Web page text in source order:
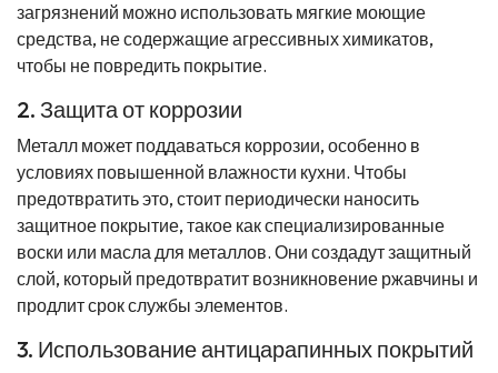
загрязнений можно использовать мягкие моющие
средства, не содержащие агрессивных химикатов,
чтобы не повредить покрытие.
2. Защита от коррозии
Металл может поддаваться коррозии, особенно в
условиях повышенной влажности кухни. Чтобы
предотвратить это, стоит периодически наносить
защитное покрытие, такое как специализированные
воски или масла для металлов. Они создадут защитный
слой, который предотвратит возникновение ржавчины и
продлит срок службы элементов.
3. Использование антицарапинных покрытий